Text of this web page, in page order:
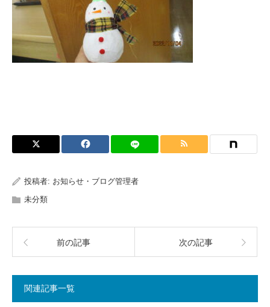
投稿者: お知らせ・ブログ管理者
未分類
前の記事 次の記事
関連記事一覧